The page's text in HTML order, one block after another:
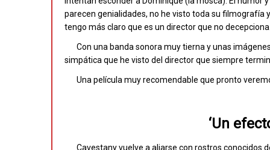
parecen genialidades, no he visto toda su filmografía
tengo más claro que es un director que no
Con una banda sonora muy tierna y unas
simpática que he visto del director que siempre
Una película muy recomendable que pronto
‘Un
Cavestany vuelve a aliarse con rostros conocidos